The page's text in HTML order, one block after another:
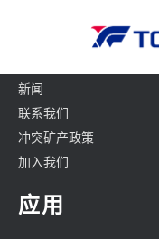
新闻
联系我们
冲突矿产政策
加入我们
应用